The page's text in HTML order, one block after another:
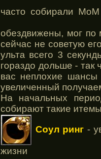
часто собирали
обездвижены, мог по
сейчас не советую
ульта всего 3
гораздо дольше - так
вас неплохие шансы
увеличенный
На начальных
собирают такие
Соул ринг -
жизни